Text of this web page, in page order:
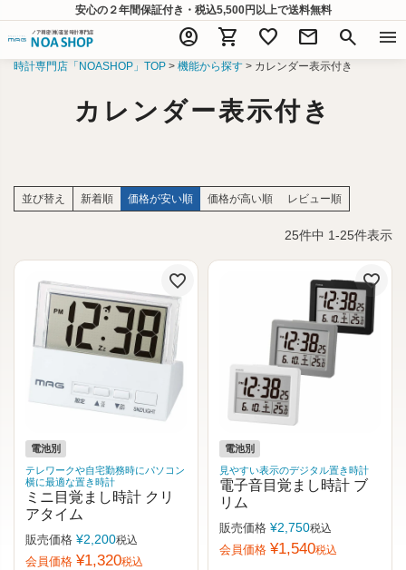
安心の２年間保証付き・税込5,500円以上で送料無料
account_circle shopping_cart favorite mail search menu
時計専門店「NOASHOP」TOP 機能から探す カレンダー表示付き
カレンダー表示付き
並び替え 新着順 価格が安い順 価格が高い順 レビュー順
25件中 1-25件表示
電池別
テレワークや自宅勤務時にパソコン
横に最適な置き時計
ミニ目覚まし時計 クリ
アタイム
販売価格 ¥2,200税込
会員価格 ¥1,320税込
電池別
見やすい表示のデジタル置き時計
電子音目覚まし時計 ブ
リム
販売価格 ¥2,750税込
会員価格 ¥1,540税込